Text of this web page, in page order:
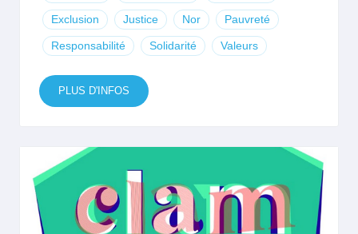
Exclusion Justice Nor Pauvreté
Responsabilité Solidarité Valeurs
PLUS D'INFOS